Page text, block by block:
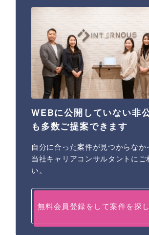
WEBに公開していない非
も多数ご提案できます
自分に合った案件が見つからなか
当社キャリアコンサルタントにご
い。
無料会員登録をして案件を探